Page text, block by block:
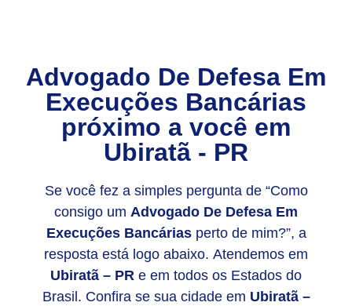
Advogado De Defesa Em
Execuções Bancárias
próximo a você em
Ubiratã - PR
Se você fez a simples pergunta de “Como
consigo um Advogado De Defesa Em
Execuções Bancáriasperto de mim?”, a
resposta está logo abaixo. Atendemos em
Ubiratã – PR e em todos os Estados do
Brasil. Confira se sua cidade em Ubiratã –